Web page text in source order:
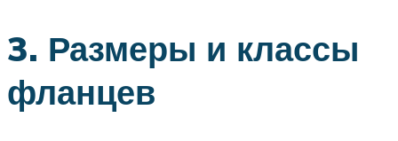
3. Размеры и классы
фланцев